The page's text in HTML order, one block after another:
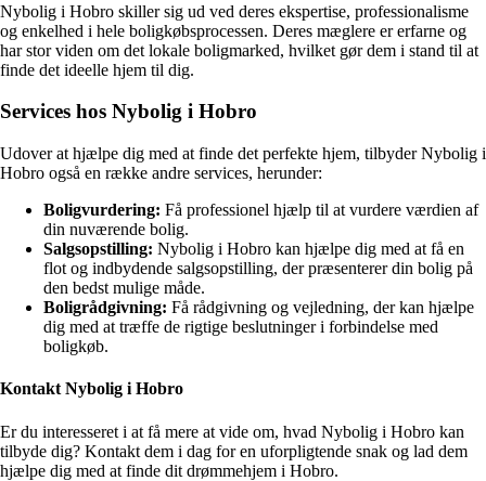
Nybolig i Hobro skiller sig ud ved deres ekspertise, professionalisme
og enkelhed i hele boligkøbsprocessen. Deres mæglere er erfarne og
har stor viden om det lokale boligmarked, hvilket gør dem i stand til at
finde det ideelle hjem til dig.
Services hos Nybolig i Hobro
Udover at hjælpe dig med at finde det perfekte hjem, tilbyder Nybolig i
Hobro også en række andre services, herunder:
Boligvurdering: Få professionel hjælp til at vurdere værdien af
din nuværende bolig.
Salgsopstilling: Nybolig i Hobro kan hjælpe dig med at få en
flot og indbydende salgsopstilling, der præsenterer din bolig på
den bedst mulige måde.
Boligrådgivning: Få rådgivning og vejledning, der kan hjælpe
dig med at træffe de rigtige beslutninger i forbindelse med
boligkøb.
Kontakt Nybolig i Hobro
Er du interesseret i at få mere at vide om, hvad Nybolig i Hobro kan
tilbyde dig? Kontakt dem i dag for en uforpligtende snak og lad dem
hjælpe dig med at finde dit drømmehjem i Hobro.